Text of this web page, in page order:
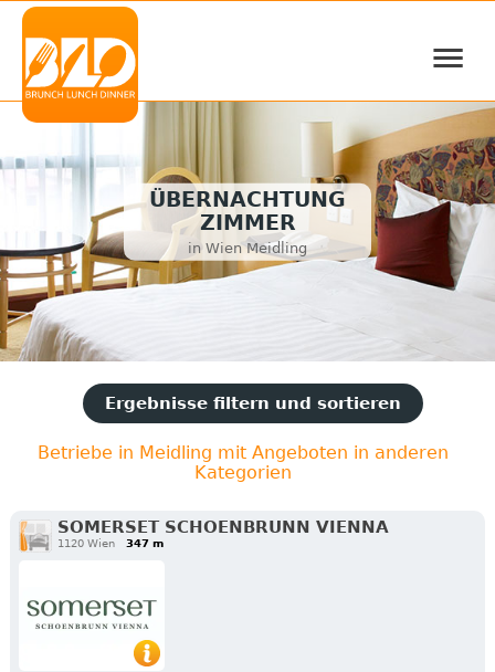
≡
ÜBERNACHTUNG
ZIMMER
in Wien Meidling
Ergebnisse filtern und sortieren
Betriebe in Meidling mit Angeboten in anderen
Kategorien
SOMERSET SCHOENBRUNN VIENNA
1120 Wien 347 m